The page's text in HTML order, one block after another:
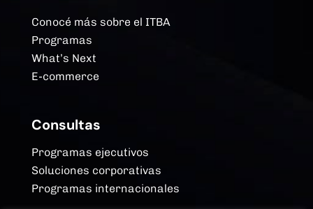
Conocé más sobre el ITBA
Programas
What’s Next
E-commerce
Consultas
Programas ejecutivos
Soluciones corporativas
Programas internacionales